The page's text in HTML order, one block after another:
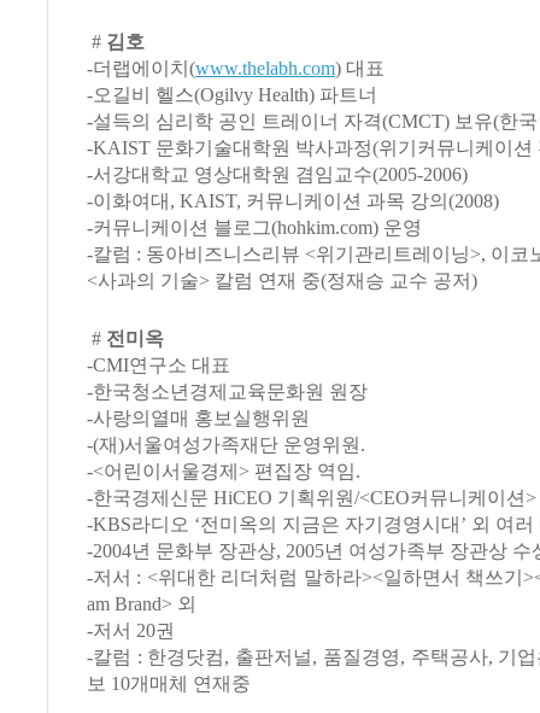
# 김호
-더랩에이치(www.thelabh.com) 대표
-오길비 헬스(Ogilvy Health) 파트너
-설득의 심리학 공인 트레이너 자격(CMCT) 보유(한
-KAIST 문화기술대학원 박사과정(위기커뮤니케이션
-서강대학교 영상대학원 겸임교수(2005-2006)
-이화여대, KAIST, 커뮤니케이션 과목 강의(2008)
-커뮤니케이션 블로그(hohkim.com) 운영
-칼럼 : 동아비즈니스리뷰 <위기관리트레이닝>, 이코
<사과의 기술> 칼럼 연재 중(정재승 교수 공저)
# 전미옥
-CMI연구소 대표
-한국청소년경제교육문화원 원장
-사랑의열매 홍보실행위원
-(재)서울여성가족재단 운영위원.
-<어린이서울경제> 편집장 역임.
-한국경제신문 HiCEO 기획위원/<CEO커뮤니케이션
-KBS라디오 ‘전미옥의 지금은 자기경영시대’ 외 여
-2004년 문화부 장관상, 2005년 여성가족부 장관상 수
-저서 : <위대한 리더처럼 말하라><일하면서 책쓰기
am Brand> 외
-저서 20권
-칼럼 : 한경닷컴, 출판저널, 품질경영, 주택공사, 기
보 10개매체 연재중